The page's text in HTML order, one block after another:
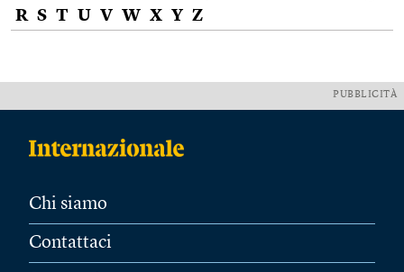
R S T U V W X Y Z
PUBBLICITÀ
Chi siamo
Contattaci